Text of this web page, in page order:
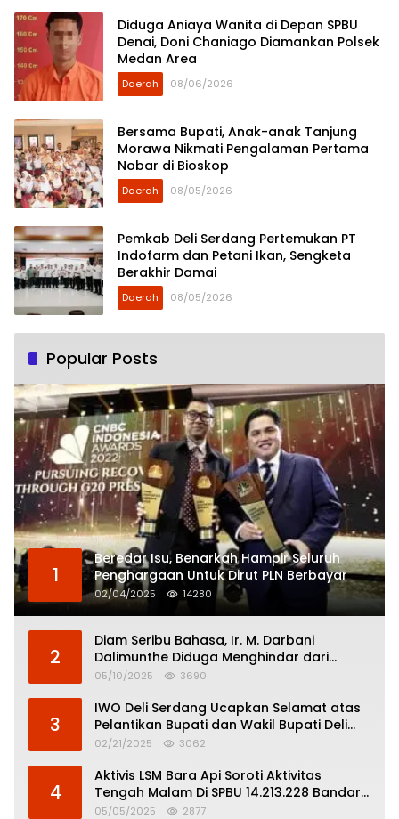
Diduga Aniaya Wanita di Depan SPBU
Denai, Doni Chaniago Diamankan Polsek
Medan Area
Daerah 08/06/2026
Bersama Bupati, Anak-anak Tanjung
Morawa Nikmati Pengalaman Pertama
Nobar di Bioskop
Daerah 08/05/2026
Pemkab Deli Serdang Pertemukan PT
Indofarm dan Petani Ikan, Sengketa
Berakhir Damai
Daerah 08/05/2026
Popular Posts
1
Beredar Isu, Benarkah Hampir Seluruh
Penghargaan Untuk Dirut PLN Berbayar
02/04/2025 14280
2
Diam Seribu Bahasa, Ir. M. Darbani
Dalimunthe Diduga Menghindar dari
Pertanggungjawaban Politik
05/10/2025 3690
3
IWO Deli Serdang Ucapkan Selamat atas
Pelantikan Bupati dan Wakil Bupati Deli
Serdang
02/21/2025 3062
4
Aktivis LSM Bara Api Soroti Aktivitas
Tengah Malam Di SPBU 14.213.228 Bandar
Tinggi
05/05/2025 2877